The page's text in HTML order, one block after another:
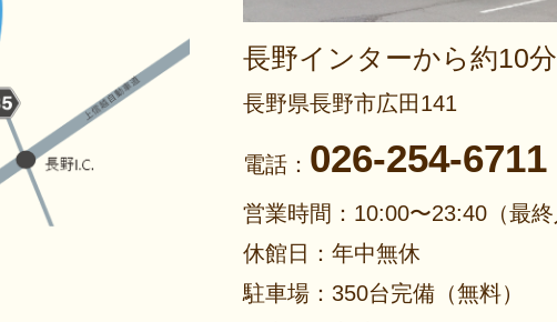
長野インターから約10分
長野県長野市広田141
電話： 026-254-6711
営業時間：10:00〜23:40 （最
休館日：年中無休
駐車場：350台完備（無料）